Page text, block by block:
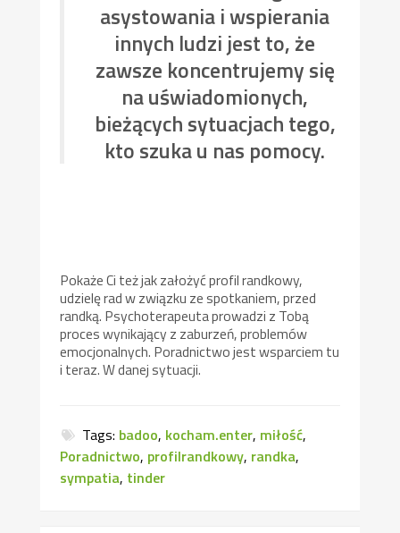
asystowania i wspierania
innych ludzi jest to, że
zawsze koncentrujemy się
na uświadomionych,
bieżących sytuacjach tego,
kto szuka u nas pomocy.
Pokaże Ci też jak założyć profil randkowy,
udzielę rad w związku ze spotkaniem, przed
randką. Psychoterapeuta prowadzi z Tobą
proces wynikający z zaburzeń, problemów
emocjonalnych. Poradnictwo jest wsparciem tu
i teraz. W danej sytuacji.
Tags: badoo, kocham.enter, miłość,
Poradnictwo, profilrandkowy, randka,
sympatia, tinder